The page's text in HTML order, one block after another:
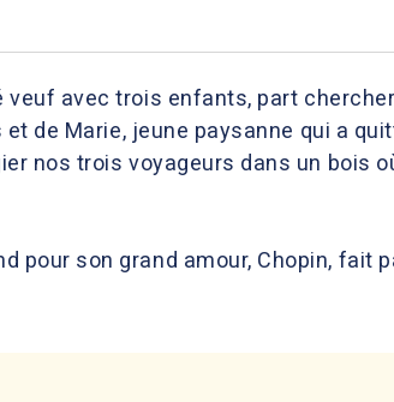
veuf avec trois enfants, part
de Marie, jeune paysanne qui a
nos trois voyageurs dans un bois
pour son grand amour, Chopin,